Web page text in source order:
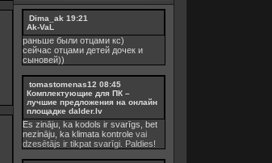
Dima_ak 19:21
Ak-VaL
раньше были отцами кс)
сейчас отцами детей дочек и
сыновей))
tomastomenas12 08:45
Комплектующие для ПК –
лучшие предложения на онлайн
площадке dalder.lv
Es zināju, ka kodols ir svarīgs, bet
nezināju, ka klimata kontrole vai
dzesētājs ir tikpat svarīgi. Paldies!